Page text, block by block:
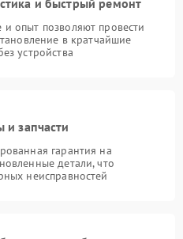
опыт позволяют провести
в кратчайшие
устройства
и запчасти
гарантия на
детали, что
неисправностей